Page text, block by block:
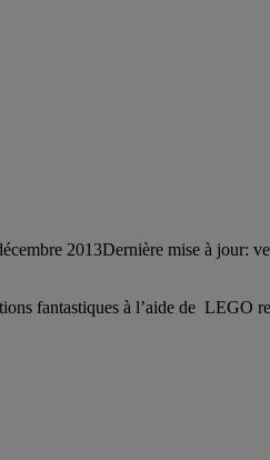
2013Dernière mise à jour:
fantastiques à l’aide de LEGO